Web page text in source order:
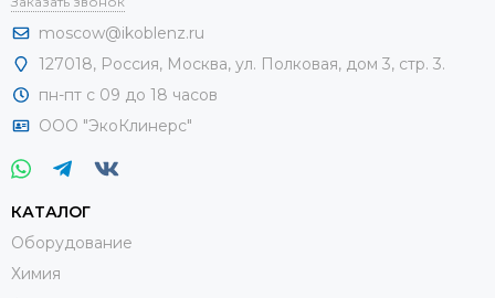
moscow@ikoblenz.ru
127018, Россия, Москва, ул. Полковая, дом 3, стр. 3.
пн-пт с 09 до 18 часов
ООО "ЭкоКлинерс"
КАТАЛОГ
Оборудование
Химия